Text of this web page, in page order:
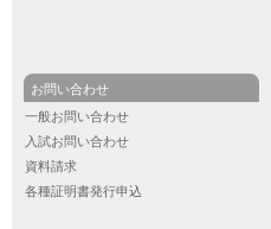
お問い合わせ
一般お問い合わせ
入試お問い合わせ
資料請求
各種証明書発行申込